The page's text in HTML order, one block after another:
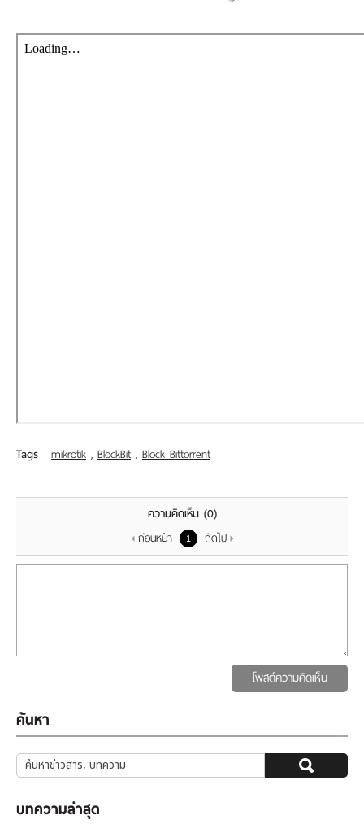
สมัคร
Tags mikrotik , BlockBit , Block Bittorrent
ความคิดเห็น (0)
ก่อนหน้า
1 ถัดไป
โพสต์ความคิดเห็น
ค้นหา
บทความล่าสุด